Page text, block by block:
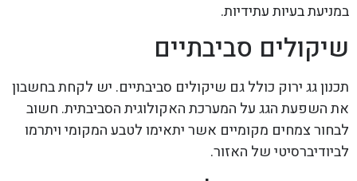
במניעת בעיות עתידיות.
שיקולים סביבתיים
תכנון גג ירוק כולל גם שיקולים סביבתיים. יש לקחת בחשבון
את השפעת הגג על המערכת האקולוגית הסביבתית. חשוב
לבחור צמחים מקומיים אשר יתאימו לטבע המקומי ויתרמו
לביודיברסיטי של האזור.